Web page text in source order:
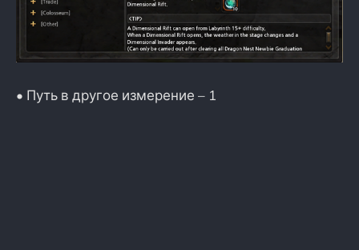
• Путь в другое измерение – 1